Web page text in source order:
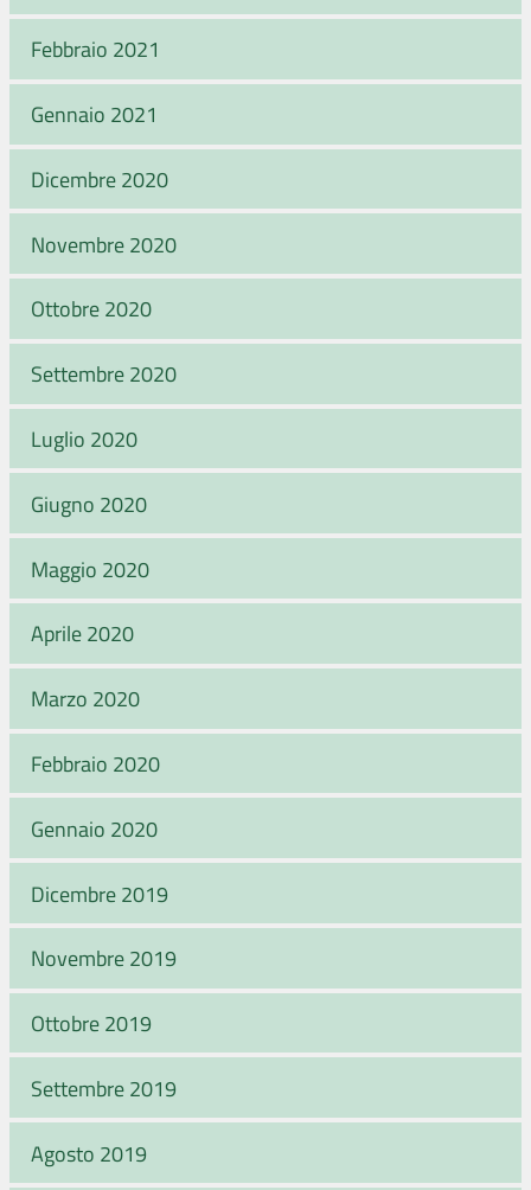
Febbraio 2021
Gennaio 2021
Dicembre 2020
Novembre 2020
Ottobre 2020
Settembre 2020
Luglio 2020
Giugno 2020
Maggio 2020
Aprile 2020
Marzo 2020
Febbraio 2020
Gennaio 2020
Dicembre 2019
Novembre 2019
Ottobre 2019
Settembre 2019
Agosto 2019